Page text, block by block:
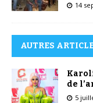
14
AUTRES
de
5